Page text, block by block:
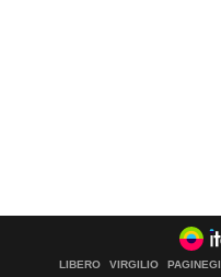
LIBERO VIRGILIO